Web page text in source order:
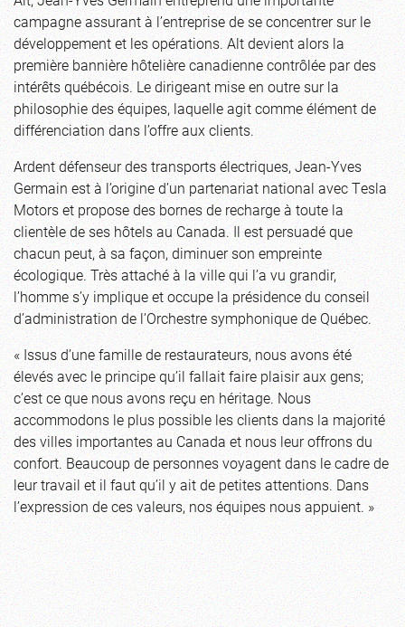
campagne assurant à l’entreprise de se concentrer sur le
développement et les opérations. Alt devient alors la
première bannière hôtelière canadienne contrôlée par des
intérêts québécois. Le dirigeant mise en outre sur la
philosophie des équipes, laquelle agit comme élément de
différenciation dans l’offre aux clients.
Ardent défenseur des transports électriques, Jean-Yves
Germain est à l’origine d’un partenariat national avec Tesla
Motors et propose des bornes de recharge à toute la
clientèle de ses hôtels au Canada. Il est persuadé que
chacun peut, à sa façon, diminuer son empreinte
écologique. Très attaché à la ville qui l’a vu grandir,
l’homme s’y implique et occupe la présidence du conseil
d’administration de l’Orchestre symphonique de Québec.
« Issus d’une famille de restaurateurs, nous avons été
élevés avec le principe qu’il fallait faire plaisir aux gens;
c’est ce que nous avons reçu en héritage. Nous
accommodons le plus possible les clients dans la majorité
des villes importantes au Canada et nous leur offrons du
confort. Beaucoup de personnes voyagent dans le cadre de
leur travail et il faut qu’il y ait de petites attentions. Dans
l’expression de ces valeurs, nos équipes nous appuient. »